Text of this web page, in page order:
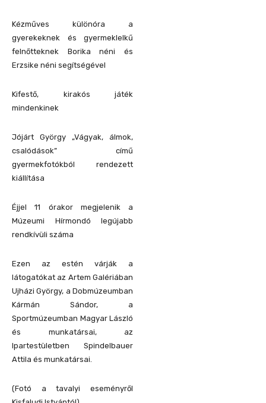
Kézműves különóra a
gyerekeknek és gyermeklelkű
felnőtteknek Borika néni és
Erzsike néni segítségével
Kifestő, kirakós játék
mindenkinek
Jójárt György „Vágyak, álmok,
csalódások” című
gyermekfotókból rendezett
kiállítása
Éjjel 11 órakor megjelenik a
Múzeumi Hírmondó legújabb
rendkívüli száma
Ezen az estén várják a
látogatókat az Artem Galériában
Ujházi György, a Dobmúzeumban
Kármán Sándor, a
Sportmúzeumban Magyar László
és munkatársai, az
Ipartestületben Spindelbauer
Attila és munkatársai.
(Fotó a tavalyi eseményről